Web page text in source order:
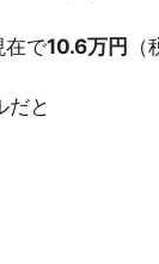
在で10.6万円
だと